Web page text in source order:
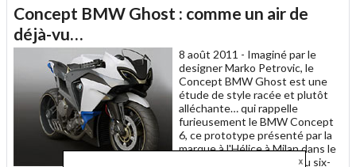
à
un
ami
Concept BMW Ghost : comme un air de
déjà-vu…
8 août 2011 - Imaginé par le
designer Marko Petrovic, le
Concept BMW Ghost est une
étude de style racée et plutôt
alléchante… qui rappelle
furieusement le BMW Concept
6, ce prototype présenté par la
marque à l'Hélice à Milan dans le
but d'annoncer l'arrivée du six-